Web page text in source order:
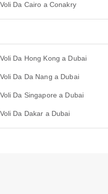
Voli Da Cairo a Conakry
Voli Da Hong Kong a Dubai
Voli Da Da Nang a Dubai
Voli Da Singapore a Dubai
Voli Da Dakar a Dubai